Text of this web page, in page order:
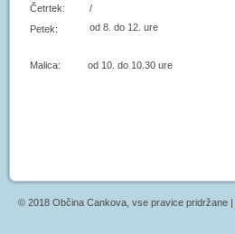
Četrtek:
/
Petek:
od 8. do 12. ure
Malica: od 10. do 10.30 ure
© 2018 Občina Cankova, vse pravice pridržane |